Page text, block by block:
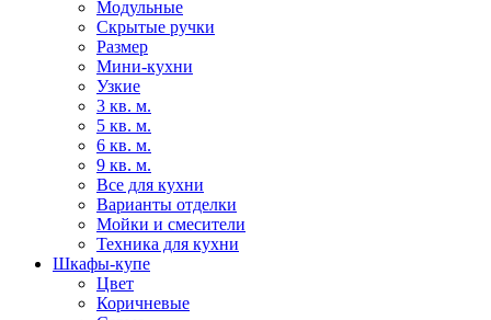
Модульные
Скрытые ручки
Размер
Мини-кухни
Узкие
3 кв. м.
5 кв. м.
6 кв. м.
9 кв. м.
Все для кухни
Варианты отделки
Мойки и смесители
Техника для кухни
Шкафы-купе
Цвет
Коричневые